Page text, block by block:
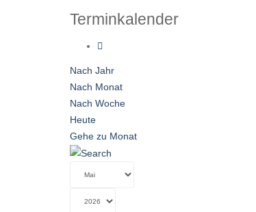
Terminkalender
Nach Jahr
Nach Monat
Nach Woche
Heute
Gehe zu Monat